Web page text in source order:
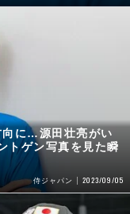
向に…源田壮亮がい
トゲン写真を見た瞬
侍ジャパン 2023/09/05